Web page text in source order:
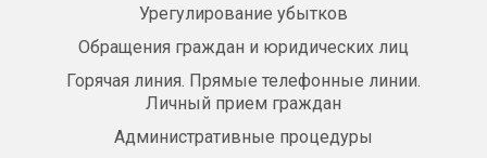
Урегулирование убытков
Обращения граждан и юридических лиц
Горячая линия. Прямые телефонные линии.
Личный прием граждан
Административные процедуры